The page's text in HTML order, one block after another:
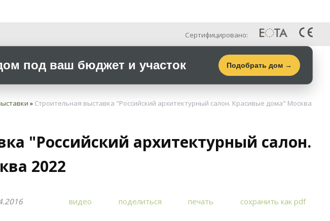
Сертифицировано:
под ваш бюджет и участок Подобрать дом →
» Строительная выставка "Российский архитектурный салон. Красивые дома" Москва
"Российский архитектурный салон.
2022
видео поделиться печать сохранить как pdf